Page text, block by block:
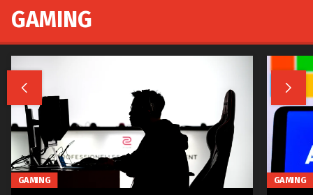
GAMING
 
GAMING GAMING